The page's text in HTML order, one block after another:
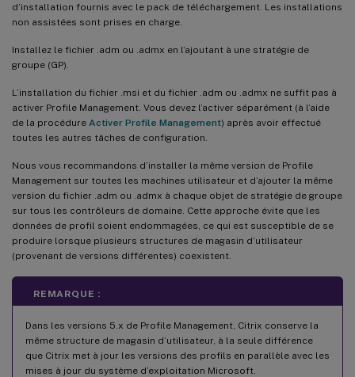
d’installation fournis avec le pack de téléchargement. Les installations
non assistées sont prises en charge.
Installez le fichier .adm ou .admx en l’ajoutant à une stratégie de
groupe (GP).
L’installation du fichier .msi et du fichier .adm ou .admx ne suffit pas à
activer Profile Management. Vous devez l’activer séparément (à l’aide
de la procédure Activer Profile Management) après avoir effectué
toutes les autres tâches de configuration.
Nous vous recommandons d’installer la même version de Profile
Management sur toutes les machines utilisateur et d’ajouter la même
version du fichier .adm ou .admx à chaque objet de stratégie de groupe
sur tous les contrôleurs de domaine. Cette approche évite que les
données de profil soient endommagées, ce qui est susceptible de se
produire lorsque plusieurs structures de magasin d’utilisateur
(provenant de versions différentes) coexistent.
REMARQUE :
Dans les versions 5.x de Profile Management, Citrix conserve la
même structure de magasin d’utilisateur, à la seule différence
que Citrix met à jour les versions des profils en parallèle avec les
mises à jour du système d’exploitation Microsoft.